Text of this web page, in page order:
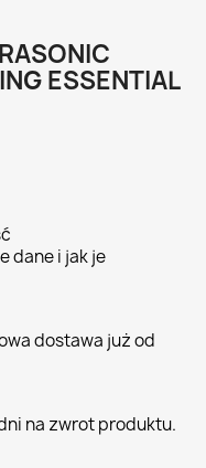
ESSENTIAL
dane i jak je
dostawa już od
na zwrot produktu.